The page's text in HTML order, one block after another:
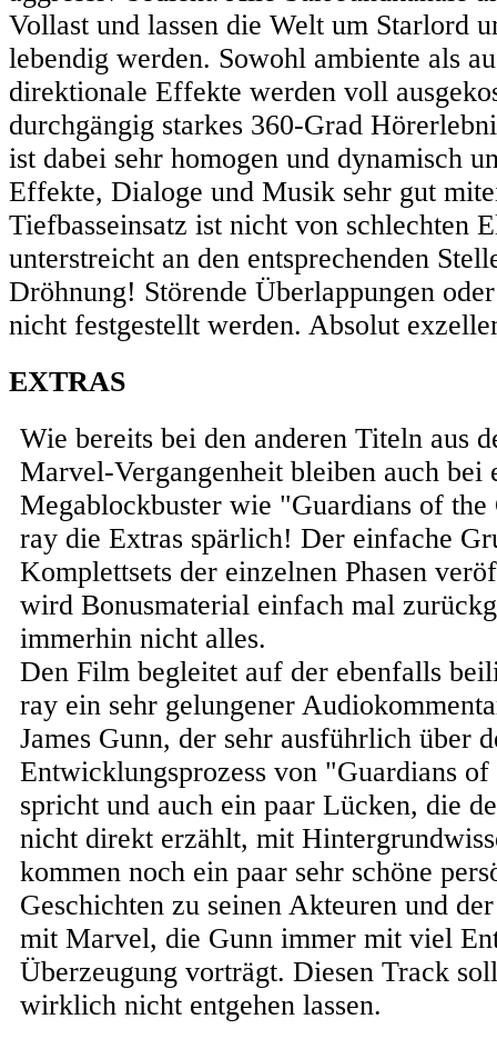
Vollast und lassen die Welt um Starlord
lebendig werden. Sowohl ambiente als
direktionale Effekte werden voll
durchgängig starkes 360-Grad
ist dabei sehr homogen und dynamisch
Effekte, Dialoge und Musik sehr gut
Tiefbasseinsatz ist nicht von schlechten
unterstreicht an den entsprechenden
Dröhnung! Störende Überlappungen
nicht festgestellt werden. Absolut
EXTRAS
Wie bereits bei den anderen Titeln aus
Marvel-Vergangenheit bleiben auch bei
Megablockbuster wie "Guardians of
ray die Extras spärlich! Der einfache
Komplettsets der einzelnen Phasen
wird Bonusmaterial einfach mal
immerhin nicht alles.
Den Film begleitet auf der ebenfalls
ray ein sehr gelungener
James Gunn, der sehr ausführlich über
Entwicklungsprozess von "Guardians
spricht und auch ein paar Lücken, die
nicht direkt erzählt, mit
kommen noch ein paar sehr schöne
Geschichten zu seinen Akteuren und
mit Marvel, die Gunn immer mit viel
Überzeugung vorträgt. Diesen Track
wirklich nicht entgehen lassen.